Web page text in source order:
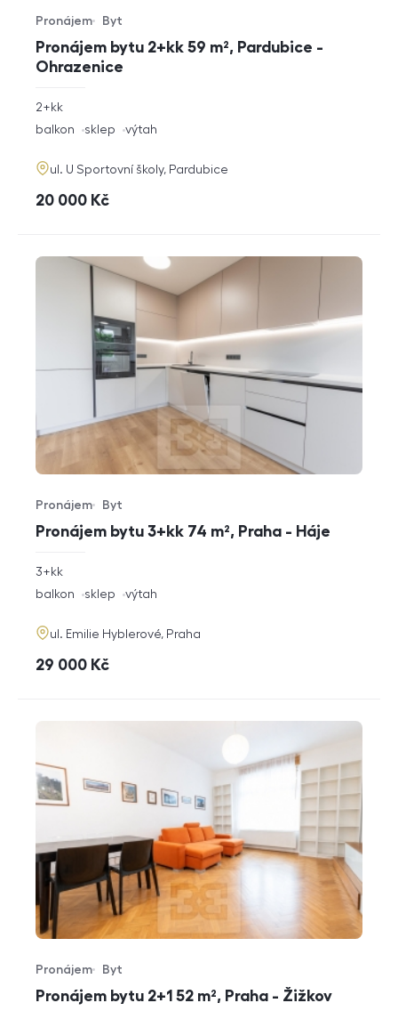
Pronájem bytu 2+kk 59 m², Pardubice -
Ohrazenice
Typ nabídky
Pronájem
Typ nemovitosti
Byt
rozměry
dispozice
2+kk
funkce
balkon sklep výtah
adresa
ul. U Sportovní školy, Pardubice
cena
20 000 Kč
Pronájem bytu 3+kk 74 m², Praha - Háje
Typ nabídky
Pronájem
Typ nemovitosti
Byt
rozměry
3+kk
funkce
balkon sklep výtah
adresa
ul. Emilie Hyblerové, Praha
cena
29 000 Kč
Pronájem bytu 2+1 52 m², Praha - Žižkov
Typ nabídky
Pronájem
Typ nemovitosti
Byt